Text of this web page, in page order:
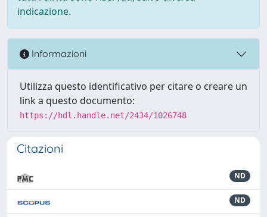
indicazione.
Informazioni
Utilizza questo identificativo per citare o creare un
link a questo documento:
https://hdl.handle.net/2434/1026748
Citazioni
ND
ND